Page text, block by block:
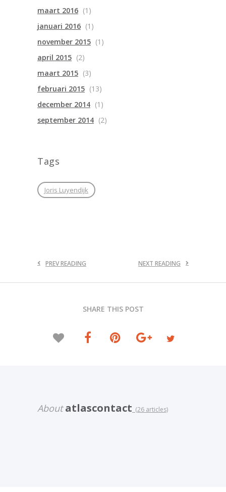
maart 2016 (1)
januari 2016 (1)
november 2015 (1)
april 2015 (2)
maart 2015 (3)
februari 2015 (13)
december 2014 (1)
september 2014 (2)
Tags
Joris Luyendijk
PREV READING NEXT READING
SHARE THIS POST
Aboutatlascontact (26 articles)